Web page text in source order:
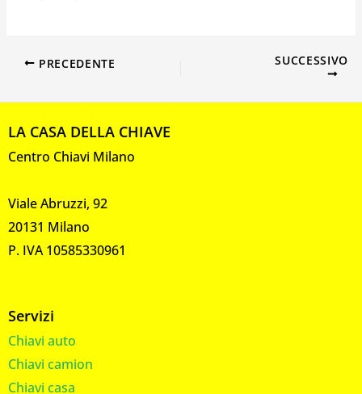
PRECEDENTE SUCCESSIVO
LA CASA DELLA CHIAVE
Centro Chiavi Milano
Viale Abruzzi, 92
20131 Milano
P. IVA 10585330961
Servizi
Chiavi auto
Chiavi camion
Chiavi casa